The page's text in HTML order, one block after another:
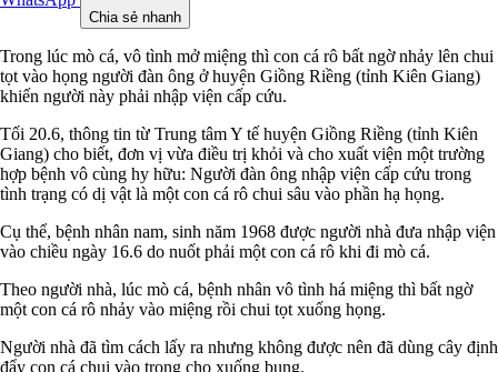
Chia sẻ nhanh
Trong lúc mò cá, vô tình mở miệng thì con cá rô bất ngờ nhảy lên chui
tọt vào họng người đàn ông ở huyện Giồng Riềng (tỉnh Kiên Giang)
khiến người này phải nhập viện cấp cứu.
Tối 20.6, thông tin từ Trung tâm Y tế huyện Giồng Riềng (tỉnh Kiên
Giang) cho biết, đơn vị vừa điều trị khỏi và cho xuất viện một trường
hợp bệnh vô cùng hy hữu: Người đàn ông nhập viện cấp cứu trong
tình trạng có dị vật là một con cá rô chui sâu vào phần hạ họng.
Cụ thể, bệnh nhân nam, sinh năm 1968 được người nhà đưa nhập viện
vào chiều ngày 16.6 do nuốt phải một con cá rô khi đi mò cá.
Theo người nhà, lúc mò cá, bệnh nhân vô tình há miệng thì bất ngờ
một con cá rô nhảy vào miệng rồi chui tọt xuống họng.
Người nhà đã tìm cách lấy ra nhưng không được nên đã dùng cây định
đẩy con cá chui vào trong cho xuống bụng.